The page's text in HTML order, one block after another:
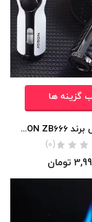
گزینه ها
فندک گازی اتمی برند JOBON ZB666 اورجینال
(0)
تومان